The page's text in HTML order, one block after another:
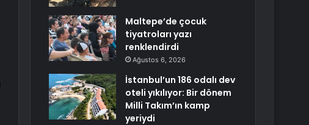
Maltepe’de çocuk
tiyatroları yazı
renklendirdi
Ağustos 6, 2026
İstanbul’un 186 odalı dev
oteli yıkılıyor: Bir dönem
Milli Takım’ın kamp
yeriydi